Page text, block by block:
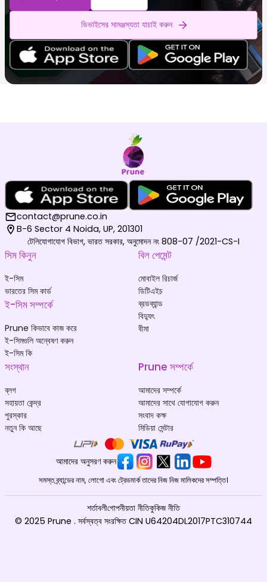
ডিভাইসের সামঞ্জস্যতা যাচাই করুন
contact@prune.co.in
B-6 Sector 4 Noida, UP, 201301
টেলিযোগাযোগ বিভাগ, ভারত সরকার, অনুমোদন নং 808-07 /2021-CS-I
সিম কিনুন
ই-সিম
ভারতের সিম কার্ড
ই-সিম সম্পর্কে
Prune কিভাবে কাজ করে
ই-সিমগুলি অন্বেষণ করুন
ই-সিম কি
বিল পেমেন্ট
মোবাইল রিচার্জ
ডিটিএইচ
ব্রডব্যান্ড
বিদ্যুৎ
বীমা
সংস্থান
ব্লগ
সহায়তা কেন্দ্র
পুরস্কার
নতুন কি আছে
Prune সম্পর্কে
আমাদের সম্পর্কে
আমাদের সাথে যোগাযোগ করুন
সংবাদ কক্ষ
মিডিয়া সেন্টার
আমাদের অনুসরণ করুন
সমস্ত ব্র্যান্ডের নাম, লোগো এবং ট্রেডমার্ক তাদের নিজ নিজ মালিকদের সম্পত্তি।
© 2025 Prune . সর্বস্বত্ব সংরক্ষিত CIN U64204DL2017PTC310744
শর্তাবলীগোপনীয়তা নীতিকুকিজ নীতি